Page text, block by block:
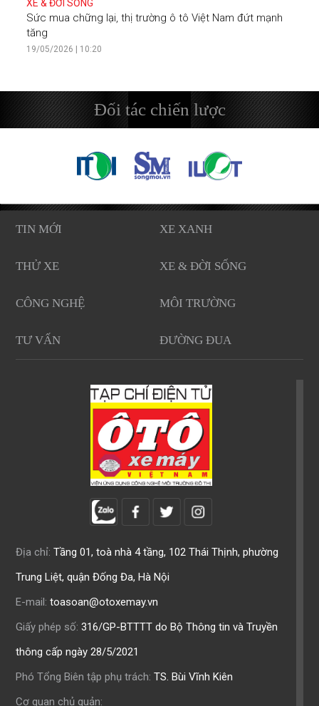
XE & ĐỜI SỐNG
Sức mua chững lại, thị trường ô tô Việt Nam đứt mạnh
tăng
19/05/2026 | 10:20
Đối tác chiến lược
TIN MỚI XE XANH
THỬ XE XE & ĐỜI SỐNG
CÔNG NGHỆ MÔI TRƯỜNG
TƯ VẤN ĐƯỜNG ĐUA
Địa chỉ: Tầng 01, toà nhà 4 tầng, 102 Thái Thịnh, phường
Trung Liệt, quận Đống Đa, Hà Nội
E-mail: toasoan@otoxemay.vn
Giấy phép số: 316/GP-BTTTT do Bộ Thông tin và Truyền
thông cấp ngày 28/5/2021
Phó Tổng Biên tập phụ trách: TS. Bùi Vĩnh Kiên
Cơ quan chủ quản: